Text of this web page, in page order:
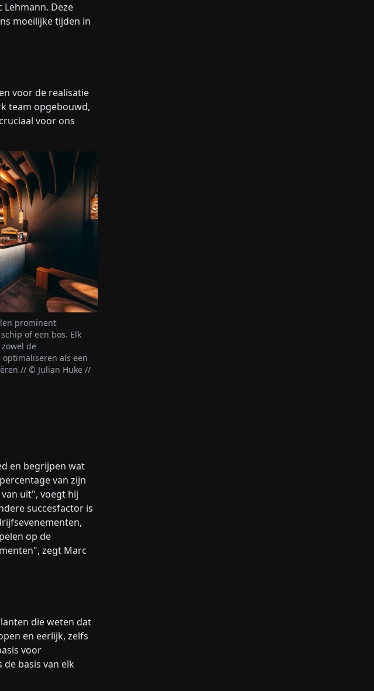
Deze
moeilijke tijden in
voor de realisatie
team opgebouwd,
voor ons
prominent
of een bos. Elk
de
als een
// © Julian Huke //
en begrijpen wat
van zijn
uit", voegt hij
succesfactor is
op de
zegt Marc
die weten dat
en eerlijk, zelfs
voor
basis van elk